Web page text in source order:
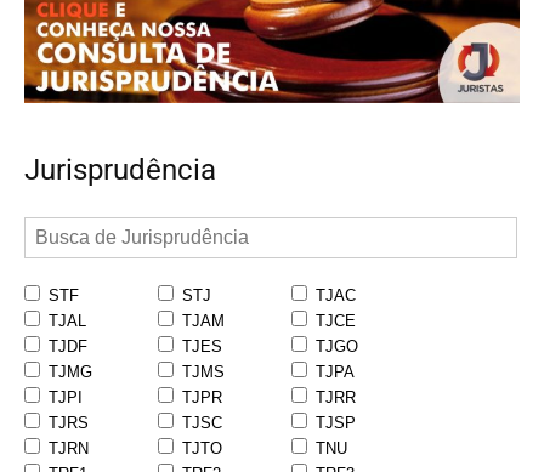
Jurisprudência
STF STJ
TJAC
TJAL
TJAM
TJCE
TJDF
TJES
TJGO
TJMG
TJMS
TJPA
TJPI
TJPR
TJRR
TJRS
TJSC
TJSP
TJRN
TJTO
TNU